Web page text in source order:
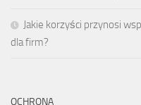
Jakie korzyści przynosi
dla firm?
OCHRONA